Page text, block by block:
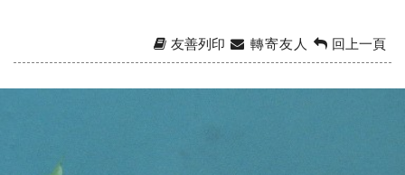
友善列印 轉寄友人 回上一頁